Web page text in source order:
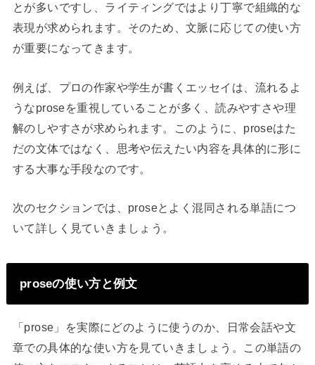
とが多いですし、ライティングではより丁寧で組織的な
表現が求められます。そのため、文脈に応じての使い方
が重要になってきます。
例えば、プロの作家や学生が書くエッセイは、流れるよ
うなproseを重視していることが多く、読みやすさや理
解のしやすさが求められます。このように、proseはた
だの文体ではなく、思考や伝えたい内容を具体的に形に
する大事な手段なのです。
次のセクションでは、proseとよく混同される単語につ
いて詳しく見ていきましょう。
proseの使い方と例文
「prose」を実際にどのように使うのか、日常会話や文
章での具体的な使い方を見ていきましょう。この単語の